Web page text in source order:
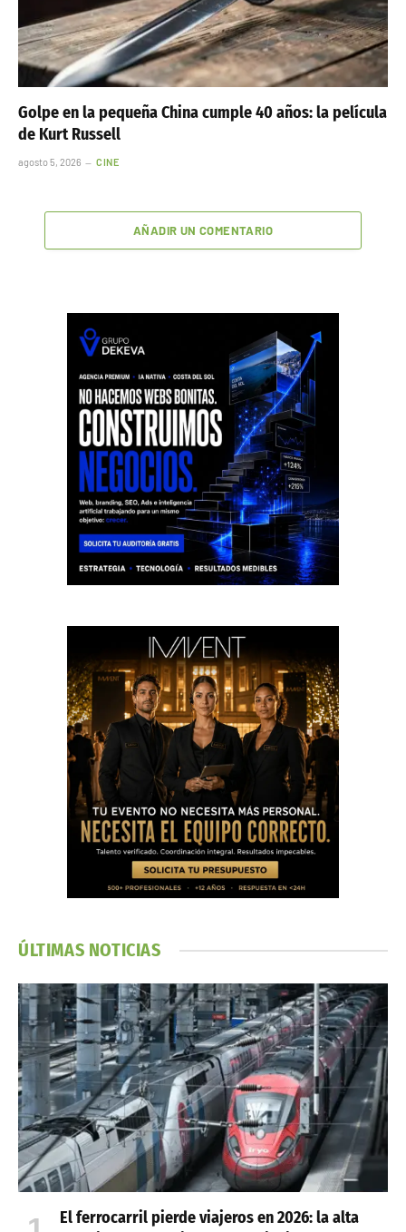
Golpe en la pequeña China cumple 40 años: la película
de Kurt Russell
agosto 5, 2026 CINE
AÑADIR UN COMENTARIO
ÚLTIMAS NOTICIAS
El ferrocarril pierde viajeros en 2026: la alta